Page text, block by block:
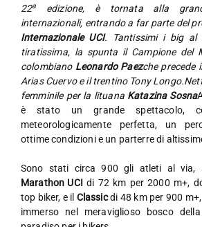
22a
edizione, è tornata alla
internazionali, entrando a far parte del
Internazionale UCI. Tantissimi i big al
tiratissima, la spunta il Campione del
colombiano Leonardo Paezche precede
Arias Cuervo e il trentino Tony
femminile per la lituana Katazina Sosna
è stato un grande spettacolo,
meteorologicamente perfetta, un
ottime condizioni e un parterre di
Sono stati circa 900 gli atleti al via,
Marathon UCI di 72 km per 2000 m+,
top biker, e il Classicdi 48 km per 900
immerso nel meraviglioso bosco della